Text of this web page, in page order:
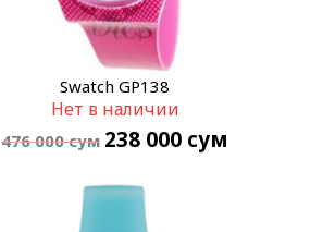
Swatch GP138
Нет в наличии
476 000сум 238 000 сум